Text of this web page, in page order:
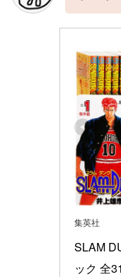
集英社
SLAM
ック 全